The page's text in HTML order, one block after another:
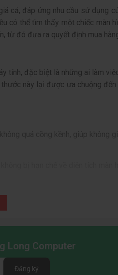
cả, đáp ứng nhu cầu sử dụng
có thể tìm thấy một chiếc màn
từ đó đưa ra quyết định mua
tính, đặc biệt là những ai làm
này lại được ưa chuộng đến
Điều này đảm bảo hình ảnh
Long Computer
Đăng ký